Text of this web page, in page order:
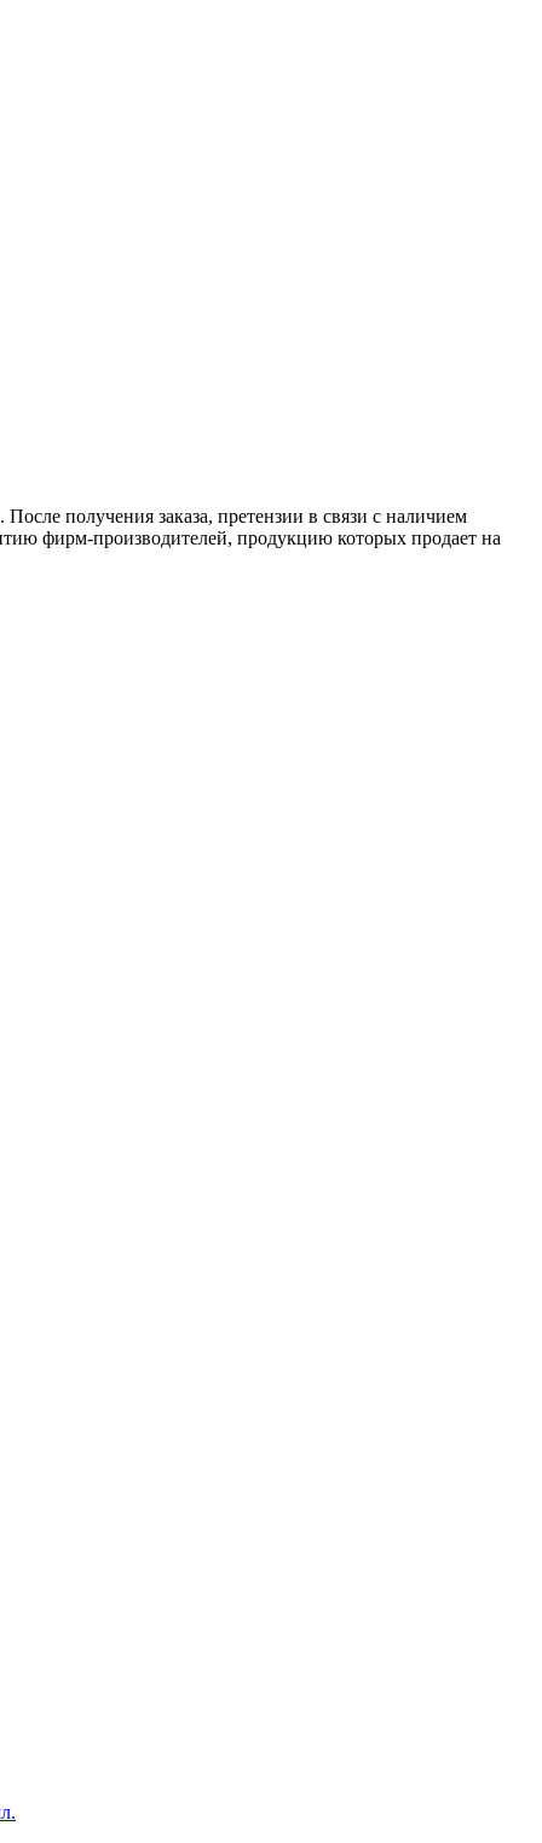
получения заказа, претензии в связи с наличием
фирм-производителей, продукцию которых продает на